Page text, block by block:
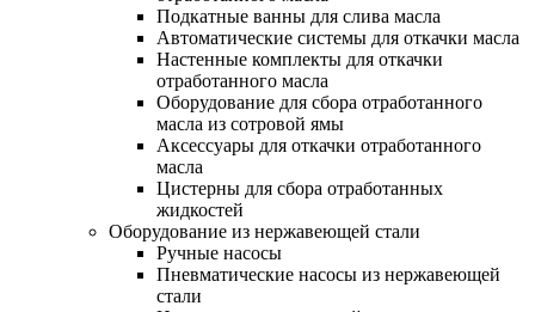
Подкатные ванны для слива масла
Автоматические системы для откачки масла
Настенные комплекты для откачки
отработанного масла
Оборудование для сбора отработанного
масла из сотровой ямы
Аксессуары для откачки отработанного
масла
Цистерны для сбора отработанных
жидкостей
Оборудование из нержавеющей стали
Ручные насосы
Пневматические насосы из нержавеющей
стали